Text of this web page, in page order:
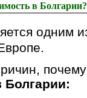
в Болгарии?
одним
Болгарии: